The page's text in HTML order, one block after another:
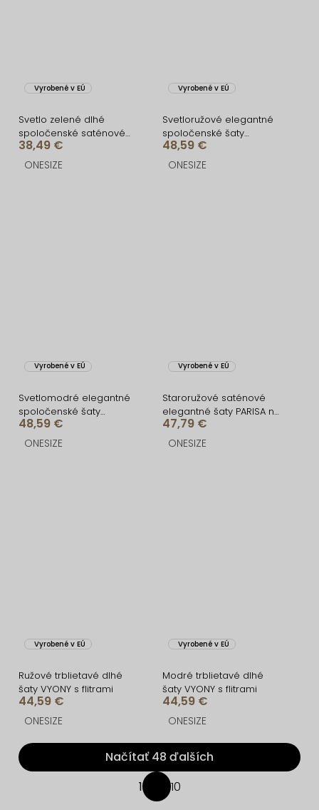
Vyrobené v EÚ
Svetlo zelené dlhé
spoločenské saténové
šaty ARANKA na ramienka
38,49 €
ONESIZE
Vyrobené v EÚ
Svetloružové elegantné
spoločenské šaty
IRAKLION
48,59 €
ONESIZE
Vyrobené v EÚ
Svetlomodré elegantné
spoločenské šaty
IRAKLION
48,59 €
ONESIZE
Vyrobené v EÚ
Staroružové saténové
elegantné šaty PARISA na
jedno rameno
47,79 €
ONESIZE
Vyrobené v EÚ
Ružové trblietavé dlhé
šaty VYONY s flitrami
44,59 €
ONESIZE
Vyrobené v EÚ
Modré trblietavé dlhé
šaty VYONY s flitrami
44,59 €
ONESIZE
O
v
Načítať 48 ďalších
S
1 10